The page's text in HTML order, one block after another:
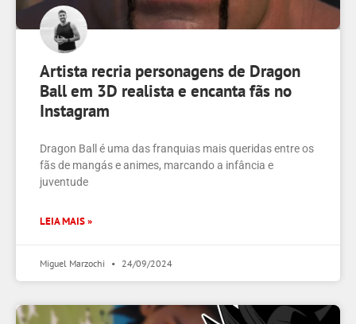
Artista recria personagens de Dragon
Ball em 3D realista e encanta fãs no
Instagram
Dragon Ball é uma das franquias mais queridas entre os
fãs de mangás e animes, marcando a infância e
juventude
LEIA MAIS »
Miguel Marzochi 24/09/2024